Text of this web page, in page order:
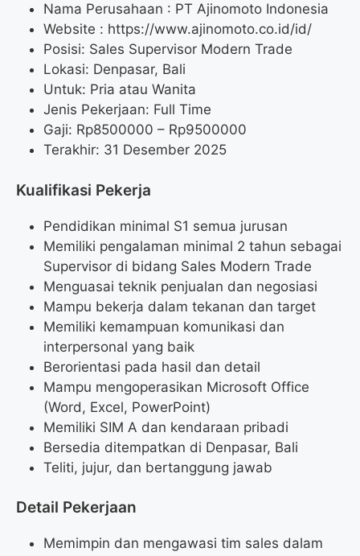
Nama Perusahaan : PT Ajinomoto Indonesia
Website : https://www.ajinomoto.co.id/id/
Posisi: Sales Supervisor Modern Trade
Lokasi: Denpasar, Bali
Untuk: Pria atau Wanita
Jenis Pekerjaan: Full Time
Gaji: Rp8500000 – Rp9500000
Terakhir: 31 Desember 2025
Kualifikasi Pekerja
Pendidikan minimal S1 semua jurusan
Memiliki pengalaman minimal 2 tahun sebagai
Supervisor di bidang Sales Modern Trade
Menguasai teknik penjualan dan negosiasi
Mampu bekerja dalam tekanan dan target
Memiliki kemampuan komunikasi dan
interpersonal yang baik
Berorientasi pada hasil dan detail
Mampu mengoperasikan Microsoft Office
(Word, Excel, PowerPoint)
Memiliki SIM A dan kendaraan pribadi
Bersedia ditempatkan di Denpasar, Bali
Teliti, jujur, dan bertanggung jawab
Detail Pekerjaan
Memimpin dan mengawasi tim sales dalam